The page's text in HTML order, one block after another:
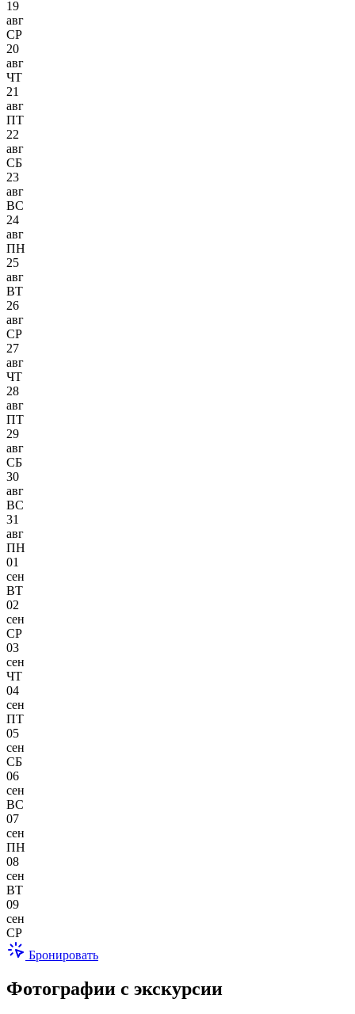
19
авг
СР
20
авг
ЧТ
21
авг
ПТ
22
авг
СБ
23
авг
ВС
24
авг
ПН
25
авг
ВТ
26
авг
СР
27
авг
ЧТ
28
авг
ПТ
29
авг
СБ
30
авг
ВС
31
авг
ПН
01
сен
ВТ
02
сен
СР
03
сен
ЧТ
04
сен
ПТ
05
сен
СБ
06
сен
ВС
07
сен
ПН
08
сен
ВТ
09
сен
СР
Бронировать
Фотографии с экскурсии